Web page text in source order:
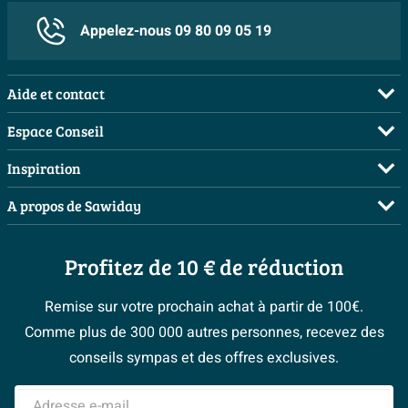
Avec éclairage
Non
Antibactérien
Oui
Avec porte-serviettes
Avec bonde vidange
Avec vasque
Plus d'informations
Appelez-nous 09 80 09 05 19
Aide et contact
FAQ
Commander
Payer
Livraison / retrait
Garantie & réclamations
Politique d’avis
> Service client
Espace Conseil
Demandez votre devis
Planificateur 3D
Les bons tuyaux
Inspiration
Salles de bains complètes
Inspiration toilettes
Moodboards
Magazine
#Mysawiday
> Inspiration salle de bains
A propos de Sawiday
Postes vacants
Sawiday PRO
Fevad
Ils parlent de nous
Mentions légales
Profitez de 10 € de réduction
Remise sur votre prochain achat à partir de 100€.
Comme plus de 300 000 autres personnes, recevez des
conseils sympas et des offres exclusives.
Adresse e-mail